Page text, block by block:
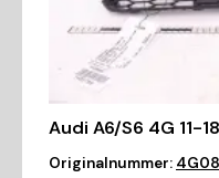
Audi A6/S6 4G 11-
Originalnummer: